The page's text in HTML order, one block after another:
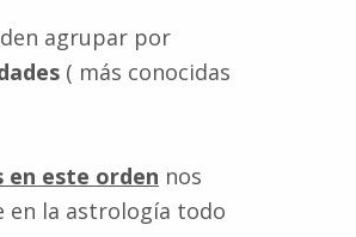
agrupar por
( más conocidas
en este orden nos
en la astrología todo